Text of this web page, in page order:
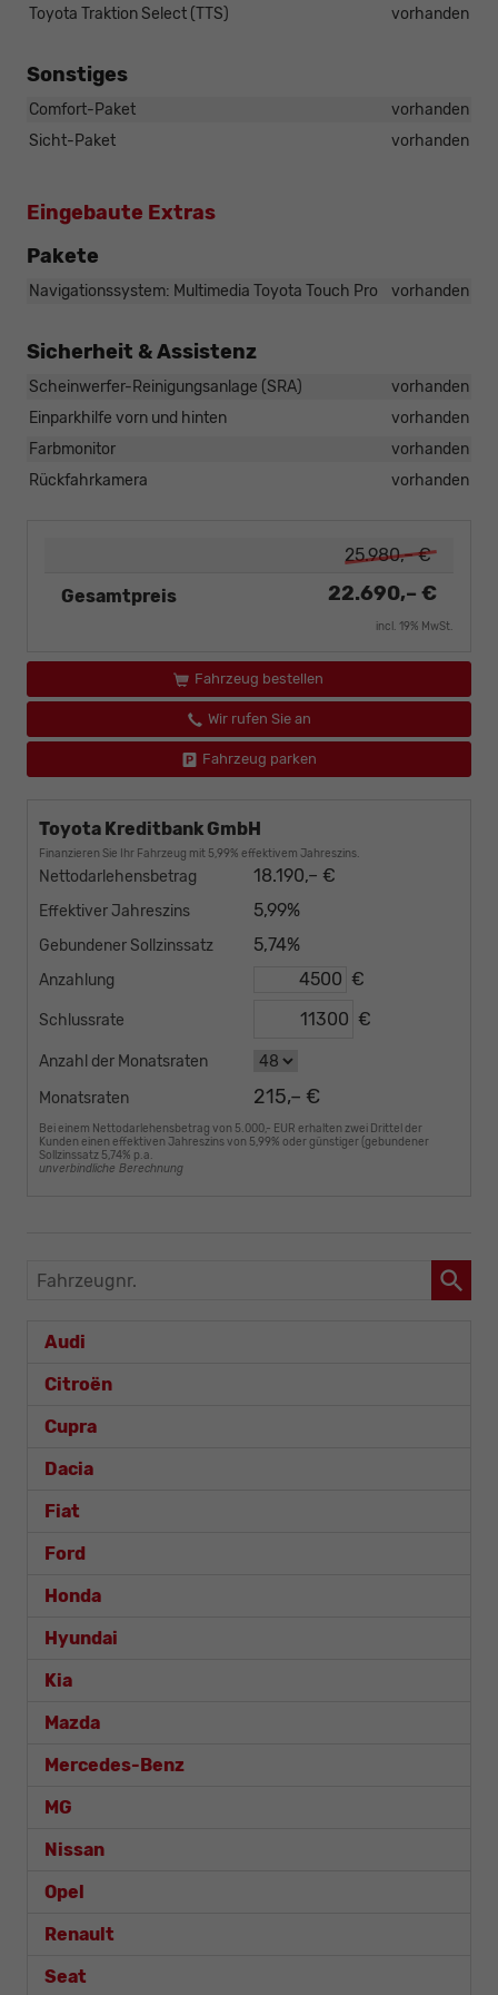
Toyota Traktion Select (TTS)
vorhanden
Sonstiges
Comfort-Paket
vorhanden
Sicht-Paket
vorhanden
Eingebaute Extras
Pakete
Navigationssystem: Multimedia Toyota Touch Pro vorhanden
Sicherheit & Assistenz
Scheinwerfer-Reinigungsanlage (SRA)
vorhanden
Einparkhilfe vorn und hinten
vorhanden
Farbmonitor
vorhanden
Rückfahrkamera
vorhanden
25.980,– €
Gesamtpreis
22.690,– €
incl. 19% MwSt.
Fahrzeug bestellen
Wir rufen Sie an
Fahrzeug parken
Toyota Kreditbank GmbH
Finanzieren Sie Ihr Fahrzeug mit 5,99% effektivem Jahreszins.
Nettodarlehensbetrag 18.190,– €
Effektiver Jahreszins 5,99%
Gebundener Sollzinssatz 5,74%
Anzahlung €
Schlussrate €
Anzahl der Monatsraten
Monatsraten
215,– €
Bei einem Nettodarlehensbetrag von 5.000,- EUR erhalten zwei Drittel der
Kunden einen effektiven Jahreszins von 5,99% oder günstiger (gebundener
Sollzinssatz 5,74% p.a.
unverbindliche Berechnung
Fahrzeugnr.
Audi
Citroën
Cupra
Dacia
Fiat
Ford
Honda
Hyundai
Kia
Mazda
Mercedes-Benz
MG
Nissan
Opel
Renault
Seat